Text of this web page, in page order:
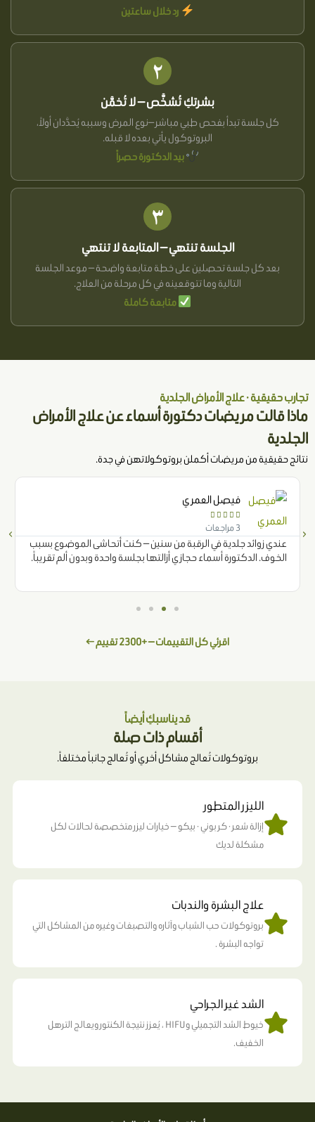
رد خلال ساعتين
٢
بشرتكِ تُشخَّص — لا تُخمَّن
كل جلسة تبدأ بفحص طبي مباشر —نوع المرض وسببه يُحدَّدان أولاً،
البروتوكول يأتي بعده لا قبله.
بيد الدكتورة حصراً
٣
الجلسة تنتهي — المتابعة لا تنتهي
بعد كل جلسة تحصلين على خطة متابعة واضحة — موعد الجلسة
التالية وما تتوقعينه في كل مرحلة من العلاج.
متابعة كاملة
تجارب حقيقية · علاج الأمراض الجلدية
ماذا قالت مريضات دكتورة أسماء عن علاج الأمراض
الجلدية
نتائج حقيقية من مريضات أكملن بروتوكولاتهن في جدة.
فيصل العمري





3 مراجعات
عندي زوائد جلدية في الرقبة من سنين — كنت أتحاشى الموضوع بسبب
الخوف. الدكتورة أسماء حجازي أزالتها بجلسة واحدة وبدون ألم تقريباً.
اقرئي كل التقييمات — +2300 تقييم ←
قد يناسبكِ أيضاً
أقسام ذات صلة
بروتوكولات تُعالج مشاكل أخري أو تُعالج جانباً مختلفاً.
الليزر المتطور
إزالة شعر · كربوني · بيكو — خيارات ليزر متخصصة لحالات لكل
مشكلة لديك
علاج البشرة والندبات
بروتوكولات حب الشباب وآثاره والتصبغات وغيره من المشاكل التي
تواجه البشرة .
الشد غير الجراحي
خيوط الشد التجميلي وHIFU ، يُعزز نتيجة الكنتور ويعالج الترهل
الخفيف.